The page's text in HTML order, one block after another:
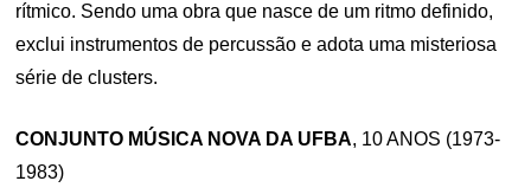
rítmico. Sendo uma obra que nasce de um ritmo definido,
exclui instrumentos de percussão e adota uma misteriosa
série de clusters.
CONJUNTO MÚSICA NOVA DA UFBA, 10 ANOS (1973-
1983)